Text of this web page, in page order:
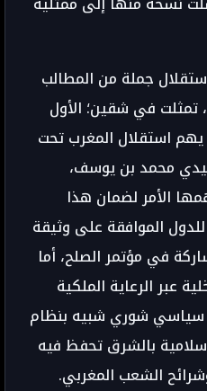
جملة من المطالب
تمثلت في شقين؛ الأول
يهم استقلال المغرب تحت
محمد بن يوسف،
الأمر لضمان هذا
الموافقة على وثيقة
في مؤتمر الصلح، أما
عبر الرعاية الملكية
سياسي شوري شبيه بنظام
بالشرق تحفظ فيه
الشعب المغربي.